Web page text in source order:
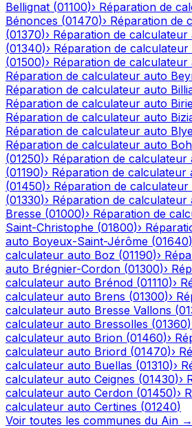
Bellignat (01100)› Réparation de
Bénonces (01470)› Réparation de
(01370)› Réparation de calculateur
(01340)› Réparation de calculateur
(01500)› Réparation de calculateur
Réparation de calculateur auto
Réparation de calculateur auto
Réparation de calculateur auto
Réparation de calculateur auto
Réparation de calculateur auto
Réparation de calculateur auto
(01250)› Réparation de calculateur
(01190)› Réparation de calculateur
(01450)› Réparation de calculateur
(01330)› Réparation de calculateur
Bresse (01000)› Réparation de
Saint-Christophe (01800)›
auto Boyeux-Saint-Jérôme (01640)
calculateur auto Boz (01190)›
auto Brégnier-Cordon (01300)›
calculateur auto Brénod (01110)›
calculateur auto Brens (01300)›
calculateur auto Bresse Vallons (
calculateur auto Bressolles (01360)
calculateur auto Brion (01460)›
calculateur auto Briord (01470)›
calculateur auto Buellas (01310)›
calculateur auto Ceignes (01430)›
calculateur auto Cerdon (01450)›
calculateur auto Certines (01240)
Voir toutes les communes du Ain →